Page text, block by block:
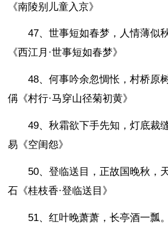
《南陵别儿童入京》
47、世事短如春梦，人情薄
《西江月·世事短如春梦》
48、何事吟余忽惆怅，村桥
偁《村行·马穿山径菊初黄》
49、秋霜欲下手先知，灯底
易《空闺怨》
50、登临送目，正故国晚秋
石《桂枝香·登临送目》
51、红叶晚萧萧，长亭酒一